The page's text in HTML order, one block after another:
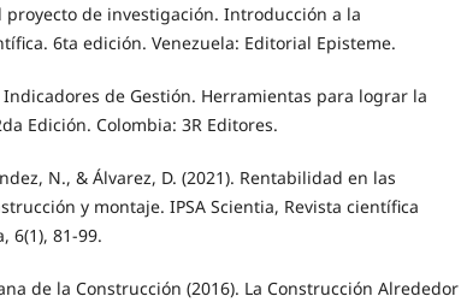
proyecto de investigación. Introducción a la
6ta edición. Venezuela: Editorial Episteme.
Indicadores de Gestión. Herramientas para lograr la
Edición. Colombia: 3R Editores.
N., & Álvarez, D. (2021). Rentabilidad en las
y montaje. IPSA Scientia, Revista científica
6(1), 81-99.
de la Construcción (2016). La Construcción Alrededor